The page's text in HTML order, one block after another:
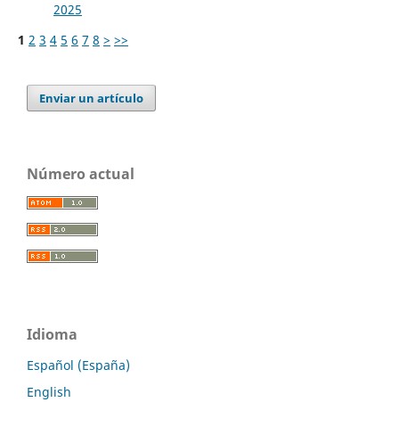
2025
1 2 3 4 5 6 7 8 > >>
Enviar un artículo
Número actual
Idioma
Español (España)
English